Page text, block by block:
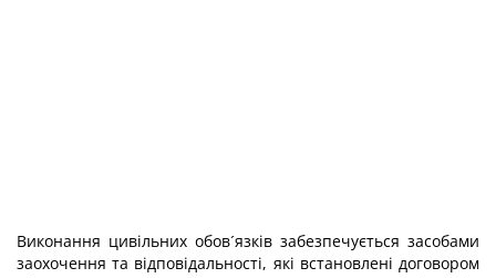
Виконання цивільних обов´язків забезпечується засобами
заохочення та відповідальності, які встановлені договором